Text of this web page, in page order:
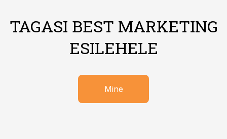
TAGASI BEST MARKETING
ESILEHELE
Mine